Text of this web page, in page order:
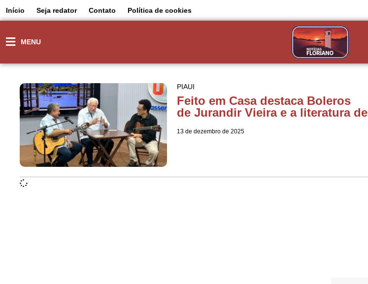
Início Seja redator Contato Política de cookies
MENU
PIAUI
Feito em Casa destaca Boleros
de Jurandir Vieira e a literatura de
13 de dezembro de 2025